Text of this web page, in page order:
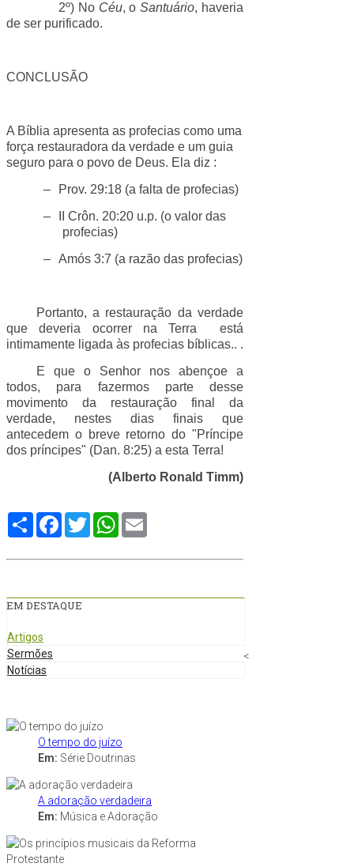
2º) No Céu, oSantuário, haveria
de ser purificado.
CONCLUSÃO
A Bíblia apresenta as profecias como uma
força restauradora da verdade e um guia
seguro para o povo de Deus. Ela diz :
–
Prov. 29:18 (a falta de profecias)
–
II Crôn. 20:20 u.p. (o valor das
profecias)
–
Amós 3:7 (a razão das profecias)
Portanto, a restauração da verdade
que deveria ocorrer na Terra está
intimamente ligada às profecias bíblicas.. .
E que o Senhor nos abençoe a
todos, para fazermos parte desse
movimento da restauração final da
verdade, nestes dias finais que
antecedem o breve retorno do "Príncipe
dos príncipes" (Dan. 8:25) a esta Terra!
(Alberto Ronald Timm)
Compartilhe
Facebook
TwitterWhatsApp
EM DESTAQUE
Artigos
Sermões
Notícias
O tempo do juízo
Em: Série Doutrinas
A adoração verdadeira
Em: Música e Adoração
<